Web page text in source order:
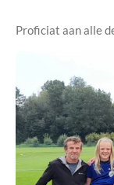
Proficiat aan alle